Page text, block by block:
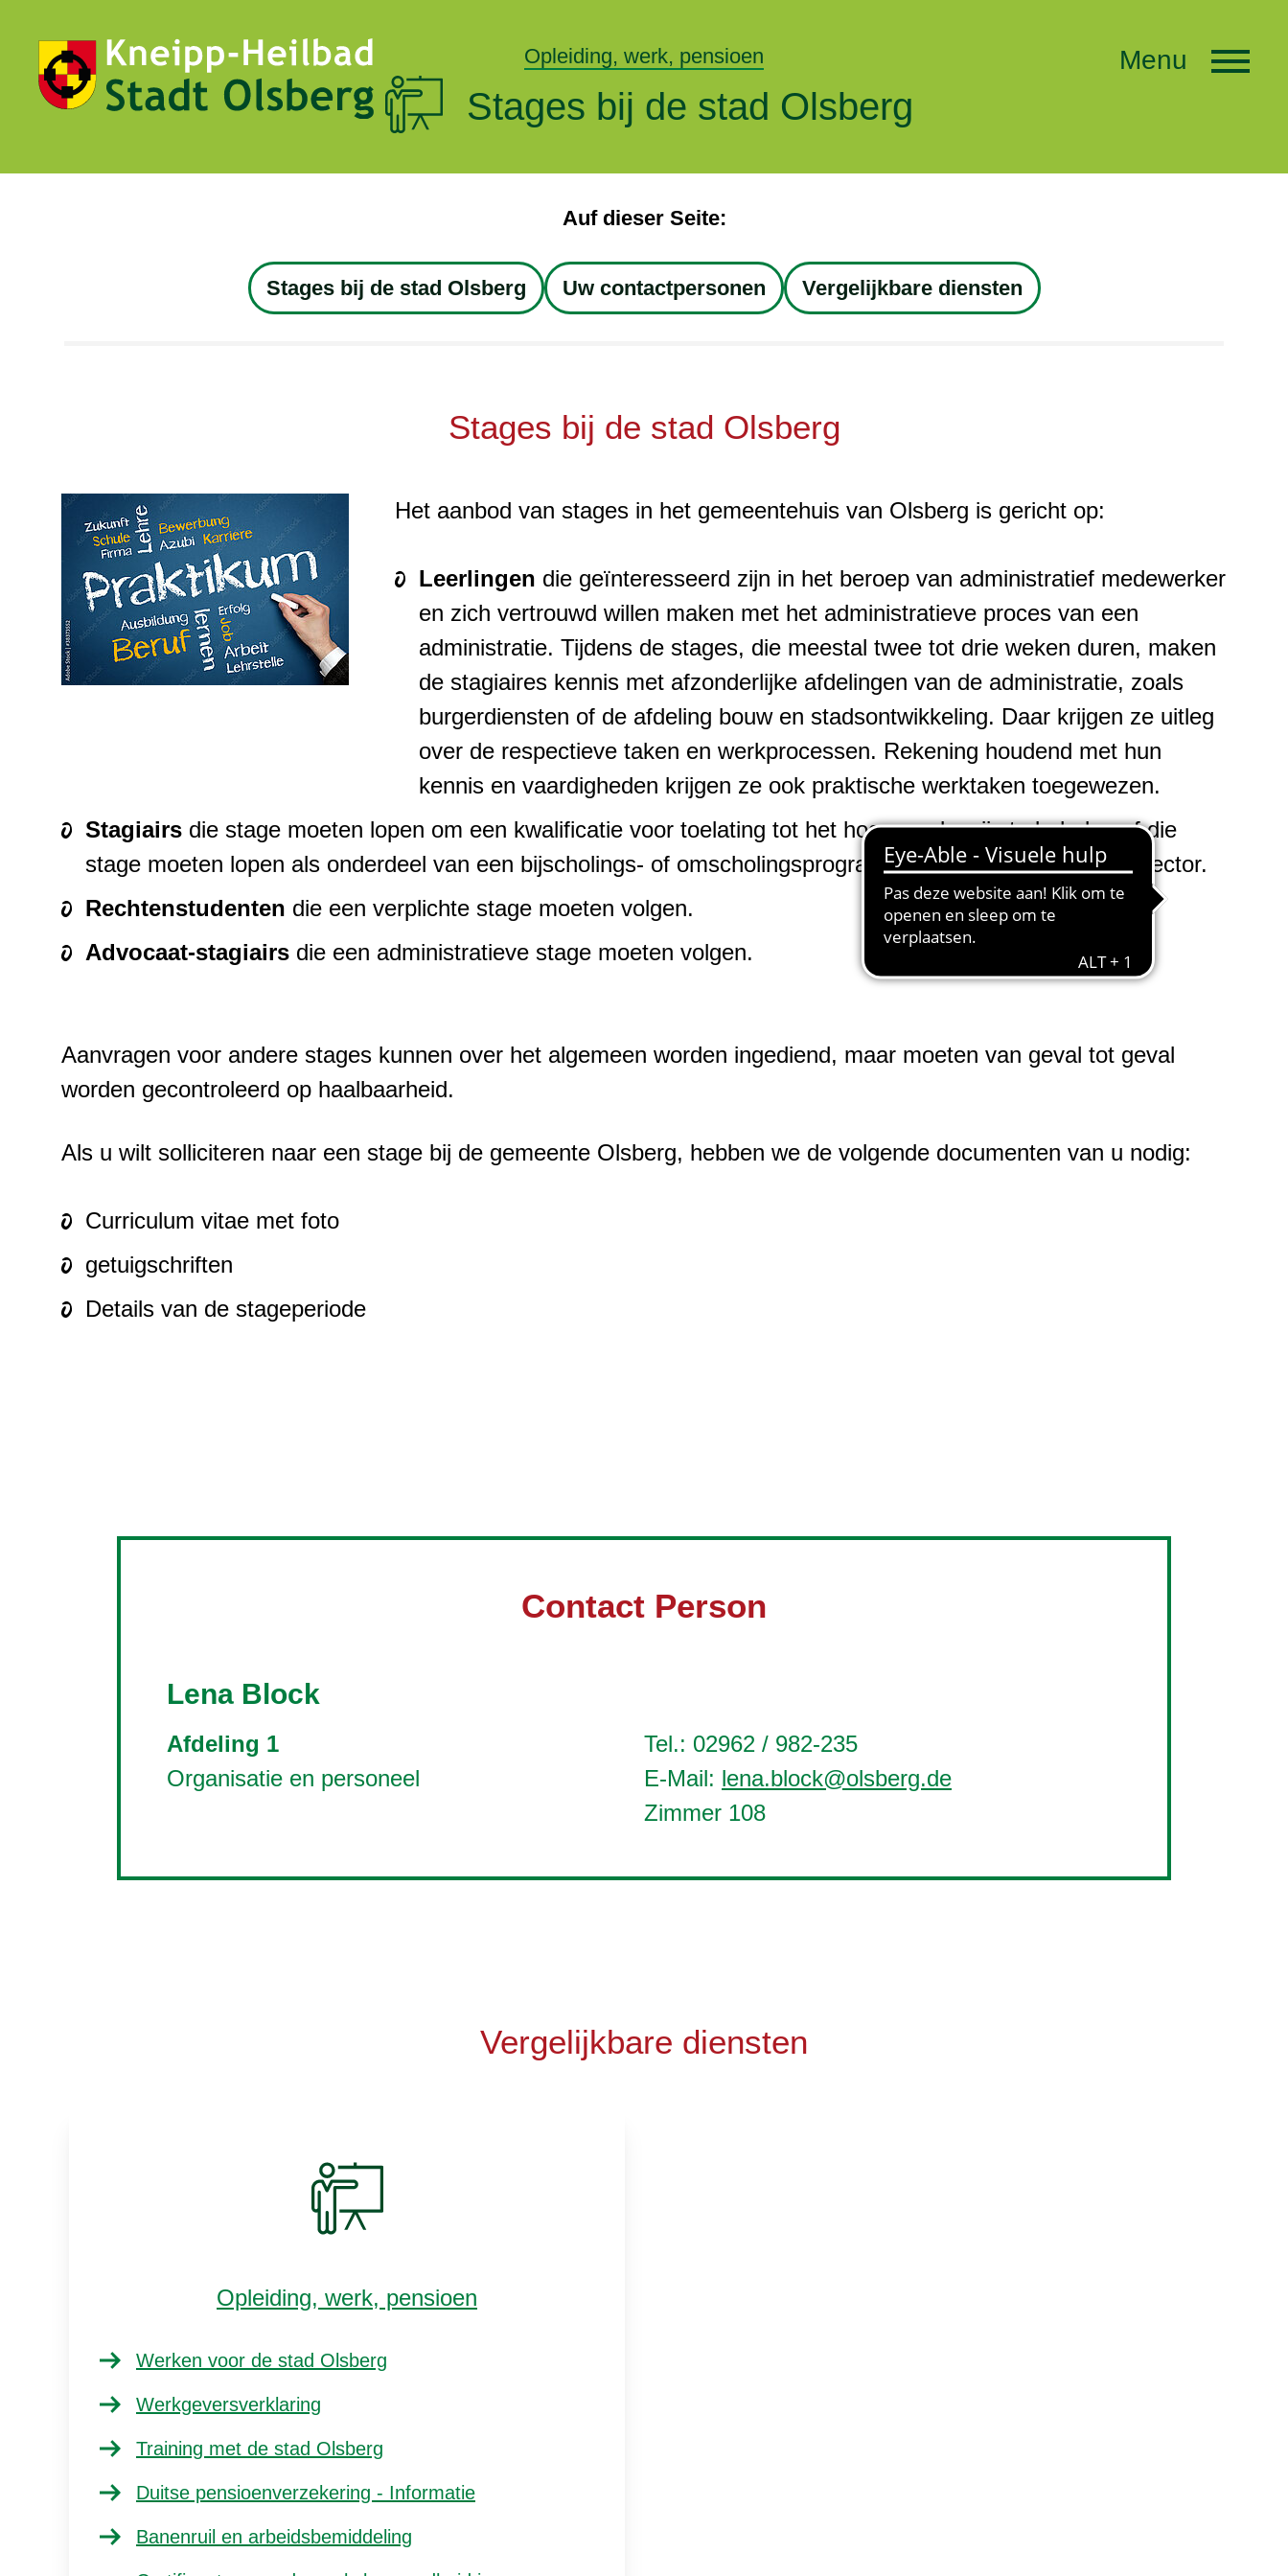
Opleiding, werk, pensioen
Stages bij de stad Olsberg
Menu
Auf dieser Seite:
Stages bij de stad Olsberg Uw contactpersonen Vergelijkbare diensten
Stages bij de stad Olsberg
Het aanbod van stages in het gemeentehuis van Olsberg is gericht op:
Leerlingen die geïnteresseerd zijn in het beroep van administratief medewerker
en zich vertrouwd willen maken met het administratieve proces van een
administratie. Tijdens de stages, die meestal twee tot drie weken duren, maken
de stagiaires kennis met afzonderlijke afdelingen van de administratie, zoals
burgerdiensten of de afdeling bouw en stadsontwikkeling. Daar krijgen ze uitleg
over de respectieve taken en werkprocessen. Rekening houdend met hun
kennis en vaardigheden krijgen ze ook praktische werktaken toegewezen.
Stagiairs die stage moeten lopen om een kwalificatie voor toelating tot het hoger onderwijs te behalen of die
stage moeten lopen als onderdeel van een bijscholings- of omscholingsprogramma in de administratieve sector.
Rechtenstudenten die een verplichte stage moeten volgen.
Advocaat-stagiairs die een administratieve stage moeten volgen.
Aanvragen voor andere stages kunnen over het algemeen worden ingediend, maar moeten van geval tot geval
worden gecontroleerd op haalbaarheid.
Als u wilt solliciteren naar een stage bij de gemeente Olsberg, hebben we de volgende documenten van u nodig:
Curriculum vitae met foto
getuigschriften
Details van de stageperiode
Contact Person
Lena Block
Afdeling 1
Organisatie en personeel
Tel.: 02962 / 982-235
E-Mail: lena.block@olsberg.de
Zimmer 108
Vergelijkbare diensten
Opleiding, werk, pensioen
Werken voor de stad Olsberg
Werkgeversverklaring
Training met de stad Olsberg
Duitse pensioenverzekering - Informatie
Banenruil en arbeidsbemiddeling